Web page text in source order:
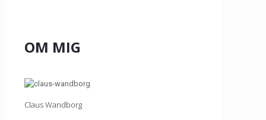
OM MIG
Claus Wandborg